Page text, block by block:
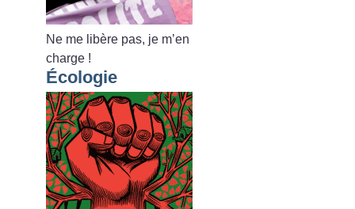
Ne me libère pas, je m’en
charge !
Écologie